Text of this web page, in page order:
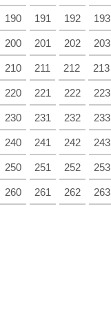
190 191 192 193
200 201 202 203
210 211 212 213
220 221 222 223
230 231 232 233
240 241 242 243
250 251 252 253
260 261 262 263